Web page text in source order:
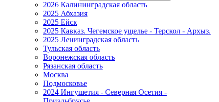
2026 Калининградская область
2025 Абхазия
2025 Ейск
2025 Кавказ. Чегемское ущелье - Терскол - Архыз.
2025 Ленинградская область
Тульская область
Воронежская область
Рязанская область
Москва
Подмосковье
2024 Ингушетия - Северная Осетия -